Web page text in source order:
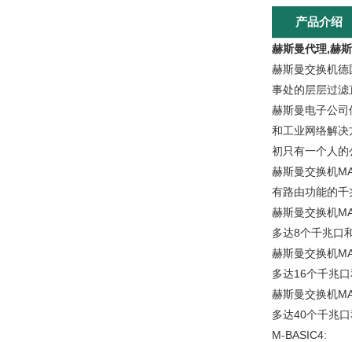
产品介绍
赫斯曼代理,赫
赫斯曼交换机
事处的层层过
赫斯曼电子公
和工业网络解
初只有一个人
赫斯曼交换机
有路由功能的
赫斯曼交换机
多达8个千兆口
赫斯曼交换机
多达16个千兆
赫斯曼交换机
多达40个千兆
M-BASIC4: